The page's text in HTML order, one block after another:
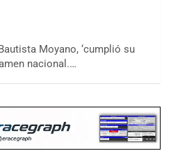
Moyano, ‘cumplió su
nacional.…